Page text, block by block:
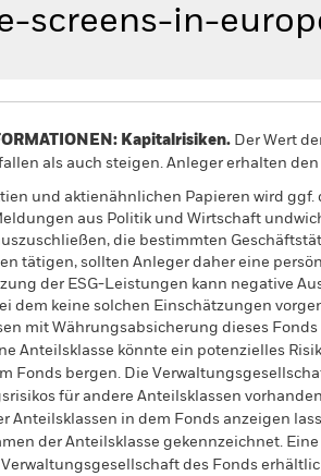
screens-in-
Kapitalrisiken. Der Wert
als auch steigen. Anleger erhalten
und aktienähnlichen Papieren wird
aus Politik und Wirtschaft
die bestimmten
tätigen, sollten Anleger daher eine
der ESG-Leistungen kann negative
dem keine solchen Einschätzungen
mit Währungsabsicherung dieses
Anteilsklasse könnte ein potenzielles
Fonds bergen. Die
für andere Anteilsklassen
Anteilsklassen in dem Fonds anzeigen
der Anteilsklasse gekennzeichnet.
des Fonds